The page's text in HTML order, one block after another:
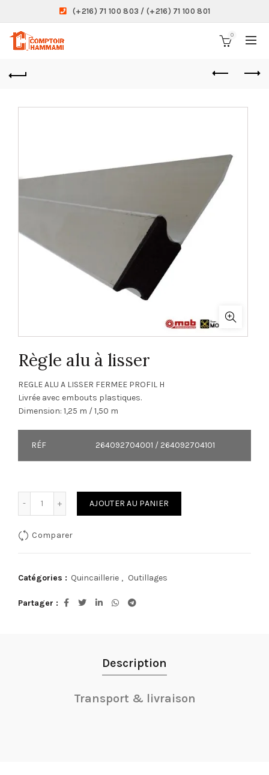
(+216) 71 100 803 / (+216) 71 100 801
0
Règle alu à lisser
REGLE ALU A LISSER FERMEE PROFIL H
Livrée avec embouts plastiques.
Dimension: 1,25 m / 1,50 m
RÉF 264092704001 / 264092704101
AJOUTER AU PANIER
Comparer
Catégories : Quincaillerie , Outillages
Partager
Description
Transport & livraison